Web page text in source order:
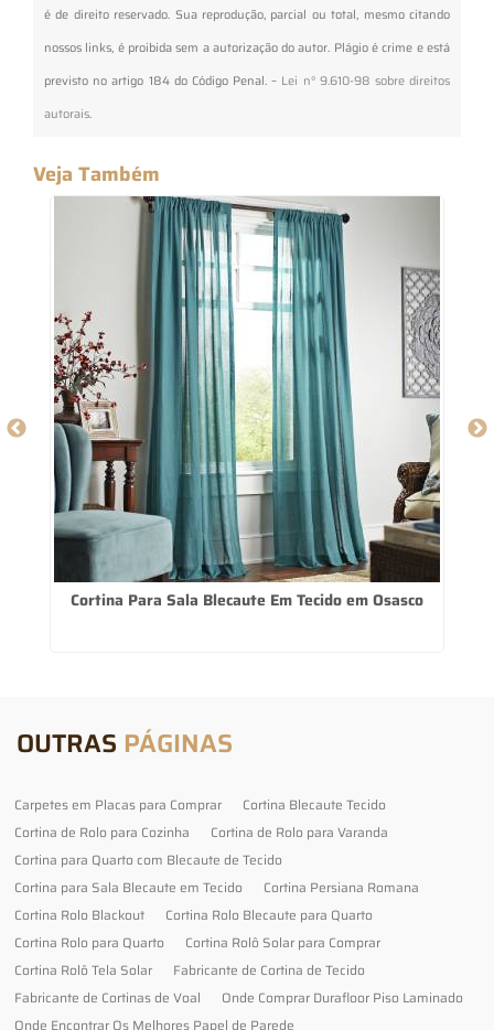
é de direito reservado. Sua reprodução, parcial ou total, mesmo citando
nossos links, é proibida sem a autorização do autor. Plágio é crime e está
previsto no artigo 184 do Código Penal. – Lei n° 9.610-98 sobre direitos
autorais.
Veja Também
Cortina Para Sala Blecaute Em Tecido em Osasco
OUTRAS PÁGINAS
Carpetes em Placas para Comprar
Cortina Blecaute Tecido
Cortina de Rolo para Cozinha
Cortina de Rolo para Varanda
Cortina para Quarto com Blecaute de Tecido
Cortina para Sala Blecaute em Tecido
Cortina Persiana Romana
Cortina Rolo Blackout
Cortina Rolo Blecaute para Quarto
Cortina Rolo para Quarto
Cortina Rolô Solar para Comprar
Cortina Rolô Tela Solar
Fabricante de Cortina de Tecido
Fabricante de Cortinas de Voal
Onde Comprar Durafloor Piso Laminado
Onde Encontrar Os Melhores Papel de Parede